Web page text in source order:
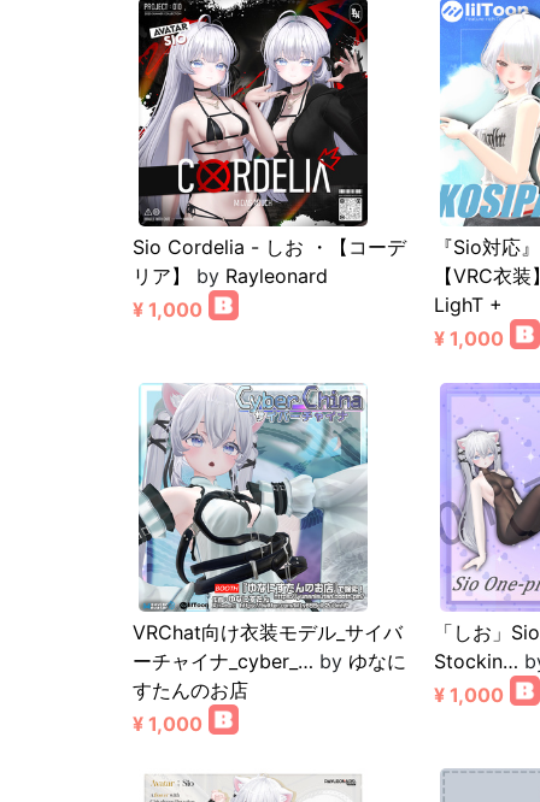
Sio Cordelia - しお ・【コーデ
リア】
by Rayleonard
¥ 1,000
『Sio対応
【VRC衣装
LighT +
¥ 1,000
VRChat向け衣装モデル_サイバ
ーチャイナ_cyber_… by ゆなに
すたんのお店
¥ 1,000
「しお」
Stockin…
¥ 1,000